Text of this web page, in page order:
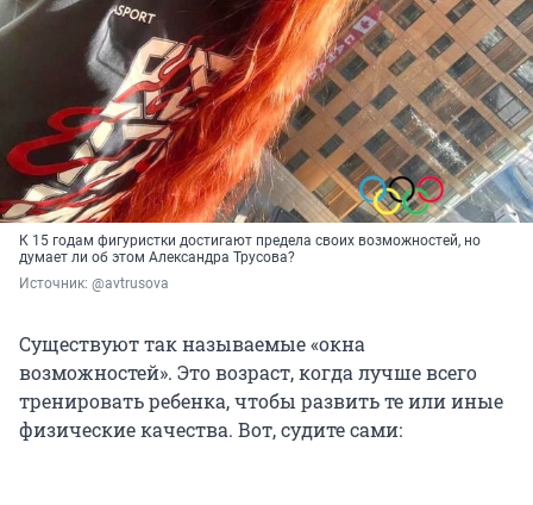
К 15 годам фигуристки достигают предела своих возможностей, но
думает ли об этом Александра Трусова?
Источник: @avtrusova
Существуют так называемые «окна
возможностей». Это возраст, когда лучше всего
тренировать ребенка, чтобы развить те или иные
физические качества. Вот, судите сами: